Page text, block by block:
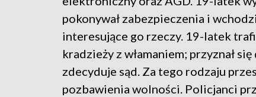
pokonywał zabezpieczenia i
interesujące go rzeczy. 19-latek
kradzieży z włamaniem; przyznał
zdecyduje sąd. Za tego rodzaju
pozbawienia wolności. Policjanci